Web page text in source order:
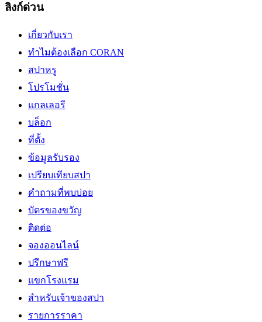
ลิงก์ด่วน
เกี่ยวกับเรา
ทำไมต้องเลือก CORAN
สปาหรู
โปรโมชั่น
แกลเลอรี
บล็อก
ที่ตั้ง
ข้อมูลรับรอง
เปรียบเทียบสปา
คำถามที่พบบ่อย
บัตรของขวัญ
ติดต่อ
จองออนไลน์
ปรึกษาฟรี
แขกโรงแรม
สำหรับเจ้าของสปา
รายการราคา